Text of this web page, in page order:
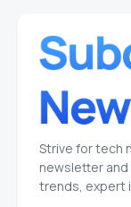
Strive for tech
newsletter
trends, expert